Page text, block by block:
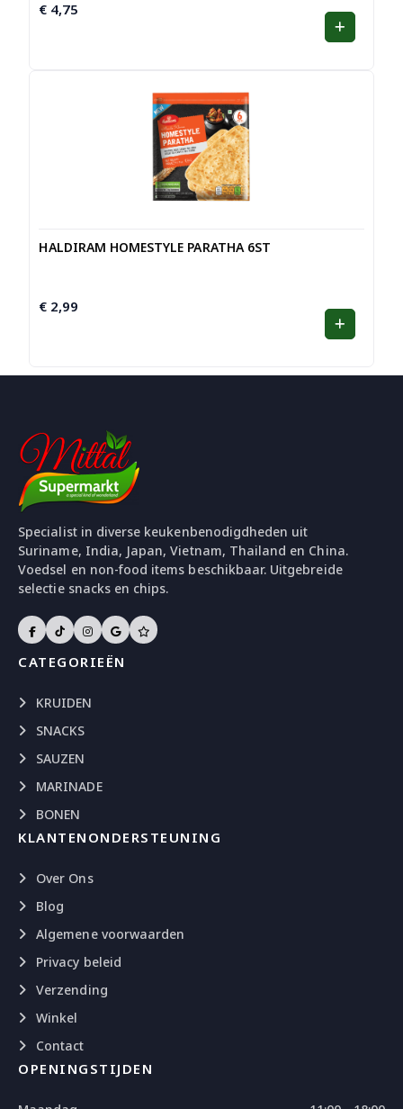
€ 4,75
HALDIRAM HOMESTYLE PARATHA 6ST
€ 2,99
Specialist in diverse keukenbenodigdheden uit
Suriname, India, Japan, Vietnam, Thailand en China.
Voedsel en non-food items beschikbaar. Uitgebreide
selectie snacks en chips.
CATEGORIEËN
KRUIDEN
SNACKS
SAUZEN
MARINADE
BONEN
KLANTENONDERSTEUNING
Over Ons
Blog
Algemene voorwaarden
Privacy beleid
Verzending
Winkel
Contact
OPENINGSTIJDEN